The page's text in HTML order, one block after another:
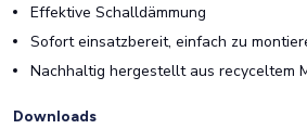
Effektive Schalldämmung
Sofort einsatzbereit, einfach zu
Nachhaltig hergestellt aus recyceltem
Downloads